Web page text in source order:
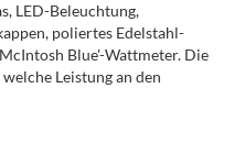
LED-Beleuchtung,
poliertes Edelstahl-
Blue'-Wattmeter. Die
Leistung an den